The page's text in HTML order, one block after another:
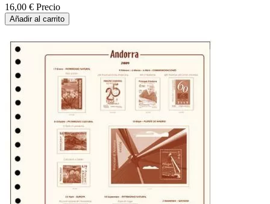
16,00 € Precio
Añadir al carrito